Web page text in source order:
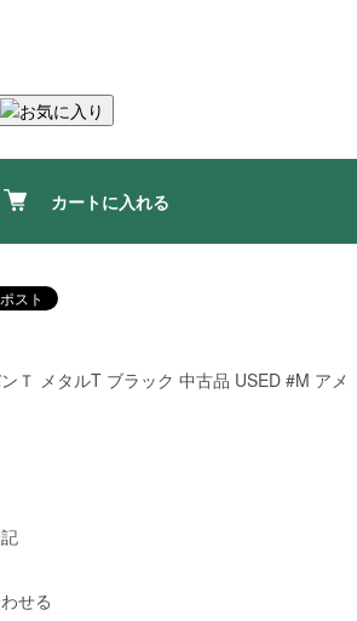
カートに入れる
Ｔ メタルT ブラック 中古品 USED #M アメ
せる